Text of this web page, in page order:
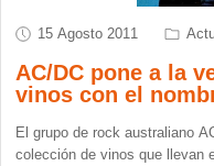
15 Agosto 2011
AC/DC pone a la
vinos con el
El grupo de rock australiano
colección de vinos que llevan